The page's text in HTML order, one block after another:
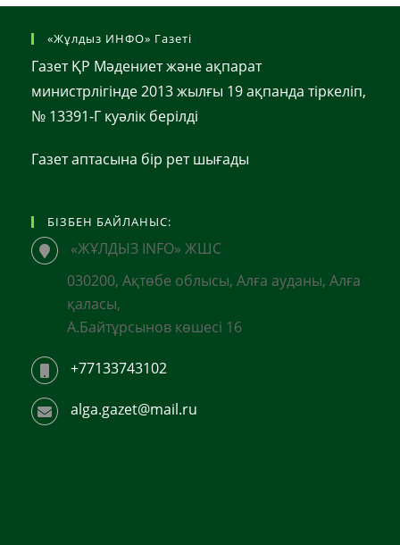
«Жұлдыз ИНФО» Газеті
Газет ҚР Мәдениет және ақпарат
министрлігінде 2013 жылғы 19 ақпанда тіркеліп,
№ 13391-Г куәлік берілді
Газет аптасына бір рет шығады
БІЗБЕН БАЙЛАНЫС:
«ЖҰЛДЫЗ INFO» ЖШС
030200, Ақтөбе облысы, Алға ауданы, Алға
қаласы,
А.Байтұрсынов көшесі 16
+77133743102
alga.gazet@mail.ru